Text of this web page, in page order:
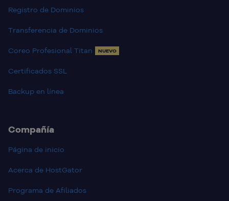
Registro de Dominios
Transferencia de Dominios
Coreo Profesional Titan NUEVO
Certificados SSL
Backup en línea
Compañía
Página de inicio
Acerca de HostGator
Programa de Afiliados